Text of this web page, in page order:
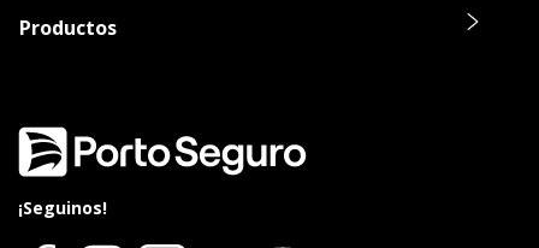
Productos
¡Seguinos!